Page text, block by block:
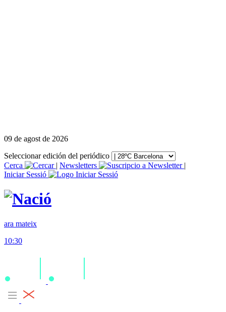
09 de agost de 2026
Seleccionar edición del periódico
Cerca
| Newsletters
|
Iniciar Sessió
ara mateix
10:30